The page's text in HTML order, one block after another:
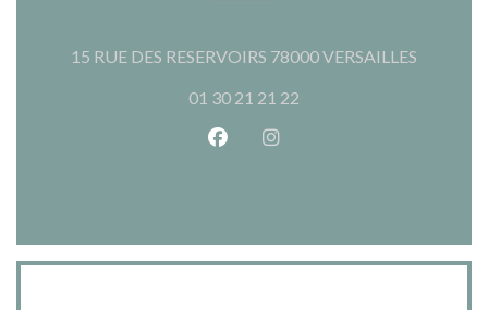
15 RUE DES RESERVOIRS 78000 VERSAILLES
01 30 21 21 22
Facebook ((opens in a new
Instagram ((opens in a